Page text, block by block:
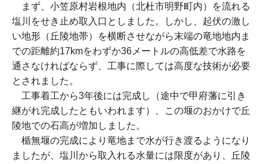
まず、小笠原村岩根地内（北杜市明野町内）を流れる
塩川をせき止め取入口としました。しかし、起伏の激し
い地形（丘陵地帯）を横断させながら末端の竜地地内ま
での距離約17kmをわずか36メートルの高低差で水路を
通さなければならず、工事に際しては高度な技術が必要
とされました。
工事着工から3年後には完成し（途中で甲府藩に引き
継がれ完成したともいわれます）、この堰のおかけで丘
陵地での石高が増加しました。
楯無堰の完成により竜地まで水が行き渡るようになり
ましたが、塩川から取入れる水量には限度があり、丘陵